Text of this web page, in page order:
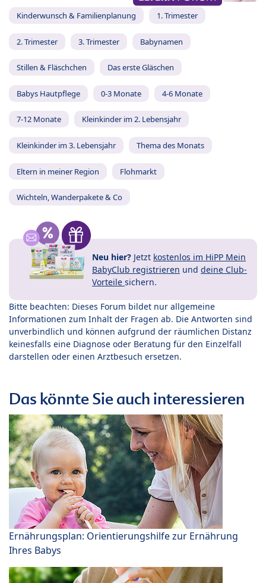
Kinderwunsch & Familienplanung 1. Trimester
2. Trimester 3. Trimester Babynamen
Stillen & Fläschchen Das erste Gläschen
Babys Hautpflege 0-3 Monate 4-6 Monate
7-12 Monate Kleinkinder im 2. Lebensjahr
Kleinkinder im 3. Lebensjahr Thema des Monats
Eltern in meiner Region Flohmarkt
Wichteln, Wanderpakete & Co
Neu hier? Jetzt kostenlos im HiPP Mein
BabyClub registrieren und deine Club-
Vorteile sichern.
Bitte beachten: Dieses Forum bildet nur allgemeine
Informationen zum Inhalt der Fragen ab. Die Antworten sind
unverbindlich und können aufgrund der räumlichen Distanz
keinesfalls eine Diagnose oder Beratung für den Einzelfall
darstellen oder einen Arztbesuch ersetzen.
Das könnte Sie auch interessieren
Ernährungsplan: Orientierungshilfe zur Ernährung
Ihres Babys